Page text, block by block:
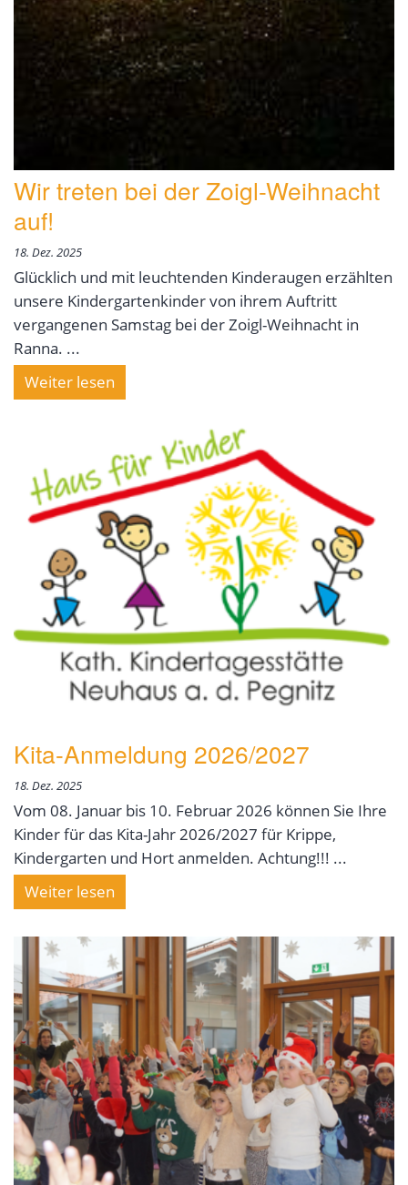
Wir treten bei der Zoigl-Weihnacht
auf!
18. Dez. 2025
Glücklich und mit leuchtenden Kinderaugen erzählten
unsere Kindergartenkinder von ihrem Auftritt
vergangenen Samstag bei der Zoigl-Weihnacht in
Ranna. ...
Weiter lesen
Kita-Anmeldung 2026/2027
18. Dez. 2025
Vom 08. Januar bis 10. Februar 2026 können Sie Ihre
Kinder für das Kita-Jahr 2026/2027 für Krippe,
Kindergarten und Hort anmelden. Achtung!!! ...
Weiter lesen